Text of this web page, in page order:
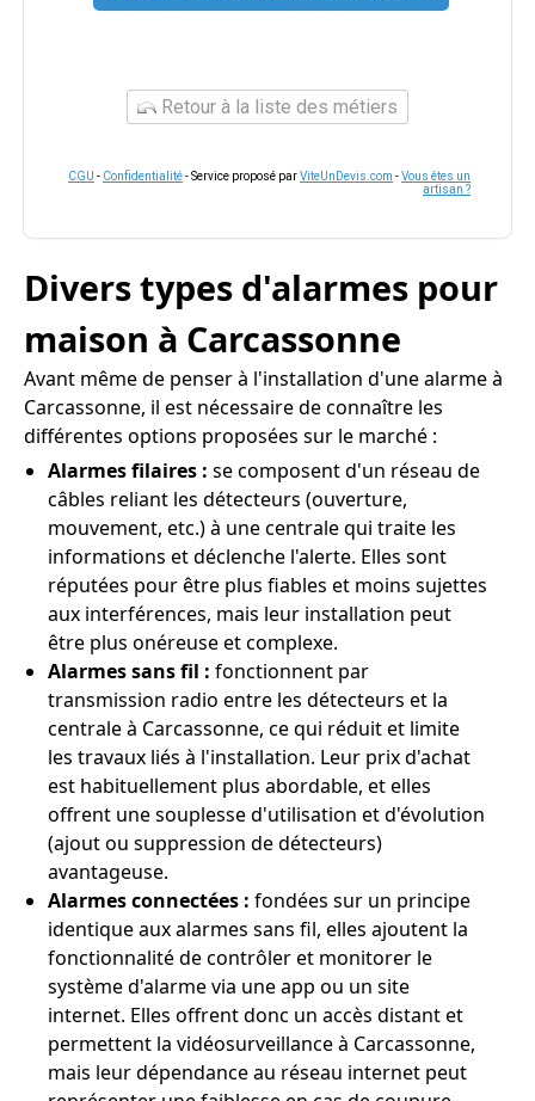
Retour à la liste des métiers
CGU - Confidentialité- Service proposé parViteUnDevis.com -Vous êtes un
artisan ?
Divers types d'alarmes pour
maison à Carcassonne
Avant même de penser à l'installation d'une alarme à
Carcassonne, il est nécessaire de connaître les
différentes options proposées sur le marché :
Alarmes filaires : se composent d'un réseau de
câbles reliant les détecteurs (ouverture,
mouvement, etc.) à une centrale qui traite les
informations et déclenche l'alerte. Elles sont
réputées pour être plus fiables et moins sujettes
aux interférences, mais leur installation peut
être plus onéreuse et complexe.
Alarmes sans fil : fonctionnent par
transmission radio entre les détecteurs et la
centrale à Carcassonne, ce qui réduit et limite
les travaux liés à l'installation. Leur prix d'achat
est habituellement plus abordable, et elles
offrent une souplesse d'utilisation et d'évolution
(ajout ou suppression de détecteurs)
avantageuse.
Alarmes connectées : fondées sur un principe
identique aux alarmes sans fil, elles ajoutent la
fonctionnalité de contrôler et monitorer le
système d'alarme via une app ou un site
internet. Elles offrent donc un accès distant et
permettent la vidéosurveillance à Carcassonne,
mais leur dépendance au réseau internet peut